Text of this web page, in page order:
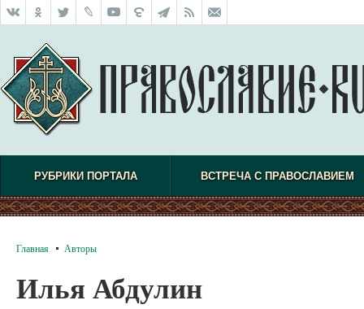
РУБРИКИ ПОРТАЛА ВСТРЕЧА С ПРАВОСЛАВИЕМ
Главная Авторы
Илья Абдулин